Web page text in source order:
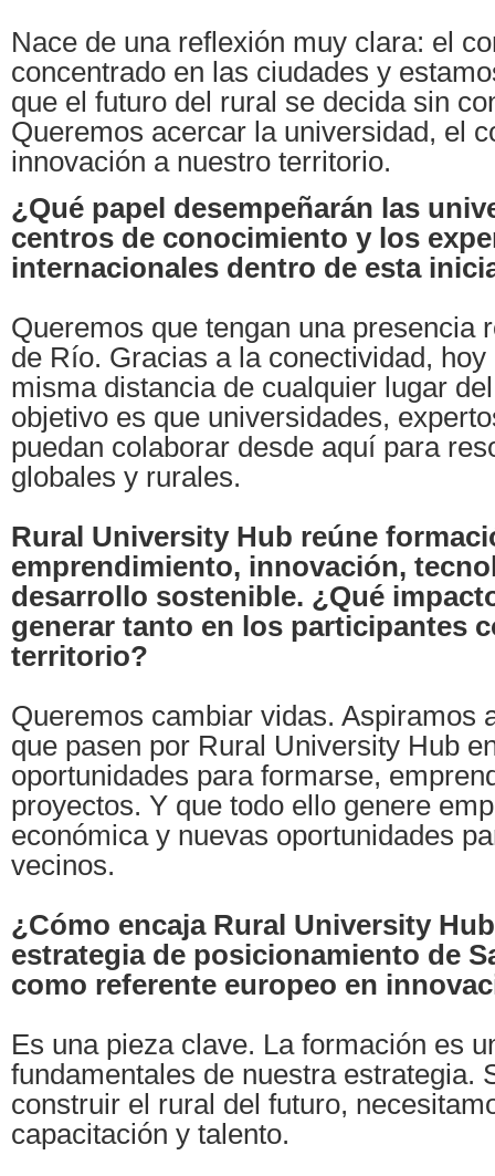
Nace de una reflexión muy clara: el
concentrado en las ciudades y
que el futuro del rural se decida sin
Queremos acercar la universidad, el
innovación a nuestro territorio.
¿Qué papel desempeñarán las
centros de conocimiento y los
internacionales dentro de esta
Queremos que tengan una presencia
de Río. Gracias a la conectividad,
misma distancia de cualquier lugar
objetivo es que universidades,
puedan colaborar desde aquí para
globales y rurales.
Rural University Hub reúne
emprendimiento, innovación,
desarrollo sostenible. ¿Qué
generar tanto en los participantes
territorio?
Queremos cambiar vidas. Aspiramos
que pasen por Rural University Hub
oportunidades para formarse,
proyectos. Y que todo ello genere
económica y nuevas oportunidades
vecinos.
¿Cómo encaja Rural University
estrategia de posicionamiento de
como referente europeo en
Es una pieza clave. La formación es
fundamentales de nuestra estrategia.
construir el rural del futuro,
capacitación y talento.